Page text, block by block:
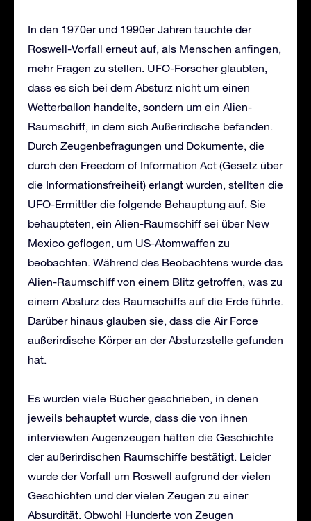
In den 1970er und 1990er Jahren tauchte der
Roswell-Vorfall erneut auf, als Menschen anfingen,
mehr Fragen zu stellen. UFO-Forscher glaubten,
dass es sich bei dem Absturz nicht um einen
Wetterballon handelte, sondern um ein Alien-
Raumschiff, in dem sich Außerirdische befanden.
Durch Zeugenbefragungen und Dokumente, die
durch den Freedom of Information Act (Gesetz über
die Informationsfreiheit) erlangt wurden, stellten die
UFO-Ermittler die folgende Behauptung auf. Sie
behaupteten, ein Alien-Raumschiff sei über New
Mexico geflogen, um US-Atomwaffen zu
beobachten. Während des Beobachtens wurde das
Alien-Raumschiff von einem Blitz getroffen, was zu
einem Absturz des Raumschiffs auf die Erde führte.
Darüber hinaus glauben sie, dass die Air Force
außerirdische Körper an der Absturzstelle gefunden
hat.
Es wurden viele Bücher geschrieben, in denen
jeweils behauptet wurde, dass die von ihnen
interviewten Augenzeugen hätten die Geschichte
der außerirdischen Raumschiffe bestätigt. Leider
wurde der Vorfall um Roswell aufgrund der vielen
Geschichten und der vielen Zeugen zu einer
Absurdität. Obwohl Hunderte von Zeugen